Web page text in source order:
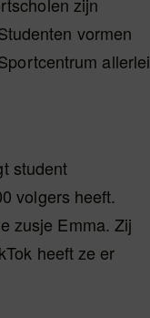
vormen
allerlei
student
volgers heeft.
zusje Emma. Zij
heeft ze er